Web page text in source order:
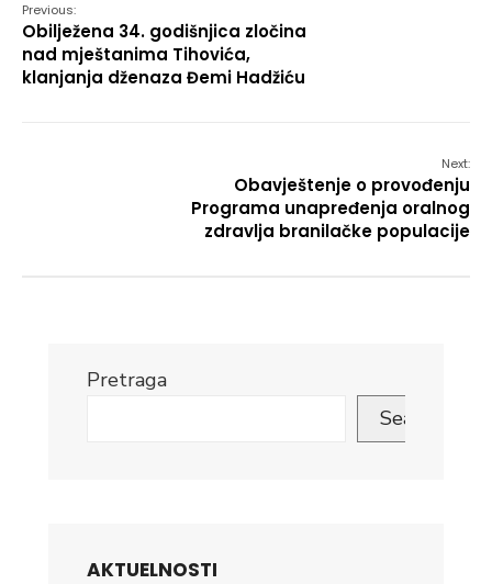
Previous:
Obilježena 34. godišnjica zločina
nad mještanima Tihovića,
klanjanja dženaza Đemi Hadžiću
Next:
Obavještenje o provođenju
Programa unapređenja oralnog
zdravlja branilačke populacije
Pretraga
Search
AKTUELNOSTI